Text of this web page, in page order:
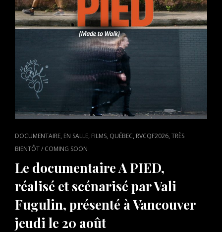
CAT
LINKS
DOCUMENTAIRE, EN SALLE, FILMS, QUÉBEC, RVCQF2026,TRÈS
BIENTÔT / COMING SOON
Le documentaire A PIED,
réalisé et scénarisé par Vali
Fugulin, présenté à Vancouver
jeudi le 20 août